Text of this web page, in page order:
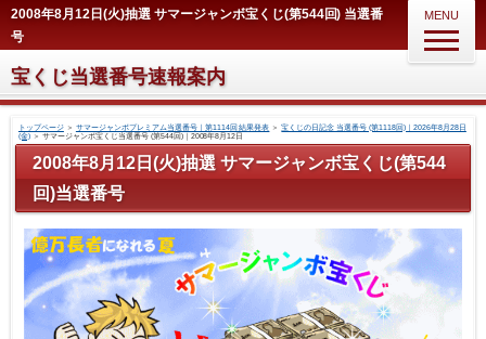
2008年8月12日(火)抽選 サマージャンボ宝くじ(第544回) 当選番
号
宝くじ当選番号速報案内
MENU
トップページ＞ サマージャンボプレミアム当選番号｜第1114回 結果発表 ＞宝くじの日記念 当選番号 (第1118回)｜2026年8月28日
(金)＞ サマージャンボ宝くじ当選番号 (第544回)｜2008年8月12日
2008年8月12日(火)抽選 サマージャンボ宝くじ(第544
回)当選番号